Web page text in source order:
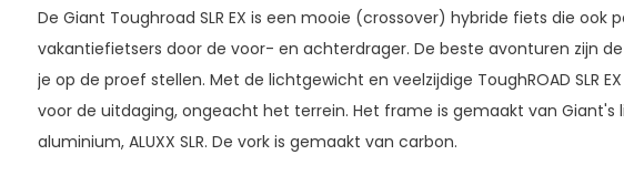
De Giant Toughroad SLR EX is een mooie (crossover) hybride fiets die ook
vakantiefietsers door de voor- en achterdrager. De beste avonturen zijn
je op de proef stellen. Met de lichtgewicht en veelzijdige ToughROAD SLR
voor de uitdaging, ongeacht het terrein. Het frame is gemaakt van Giant's
aluminium, ALUXX SLR. De vork is gemaakt van carbon.